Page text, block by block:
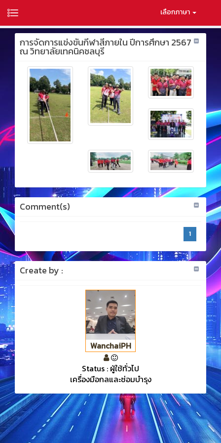
เลือกภาษา
การจัดการแข่งขันกีฬาสีภายใน ปีการศึกษา 2567
ณ วิทยาลัยเทคนิคชลบุรี
Comment(s)
1
Create by :
WanchaiPH
Status : ผู้ใช้ทั่วไป
เครื่องมือกลและซ่อมบำรุง